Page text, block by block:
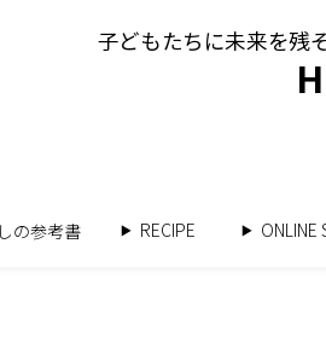
子どもたちに未来を残
の参考書 RECIPE ONLINE